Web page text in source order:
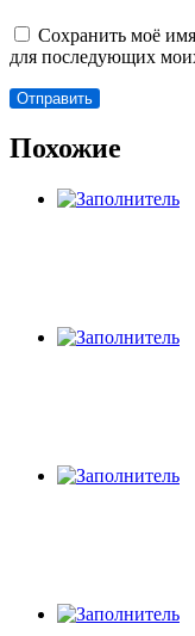
Сохранить моё
для последующих
Похожие